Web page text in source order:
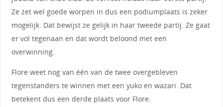
Ze zet wel goede worpen in dus een podiumplaats is zeker
mogelijk. Dat bewijst ze gelijk in haar tweede partij. Ze gaat
er vol tegenaan en dat wordt beloond met een
overwinning.
Flore weet nog van één van de twee overgebleven
tegenstanders te winnen met een yuko en wazari. Dat
betekent dus een derde plaats voor Flore.